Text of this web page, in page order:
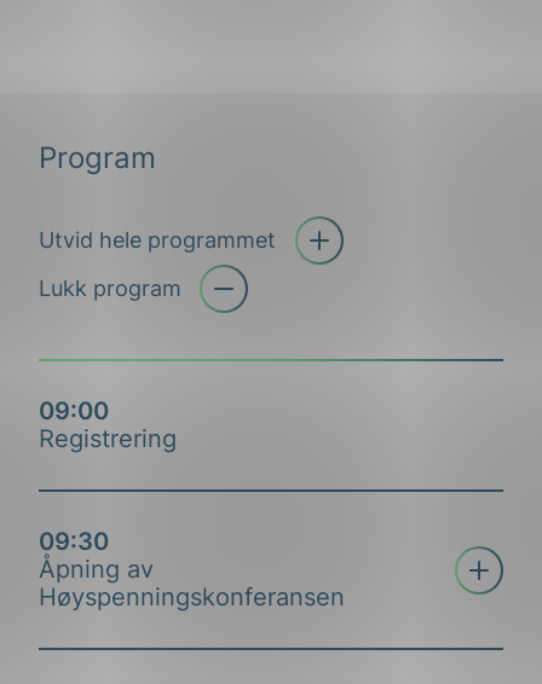
Program
Utvid hele programmet
Lukk program
Åpne trekkspill
09:00
Registrering
09:30
Åpning av
Høyspenningskonferansen
Åpne